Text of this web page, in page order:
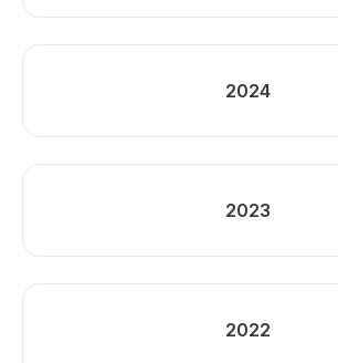
2024
2023
2022